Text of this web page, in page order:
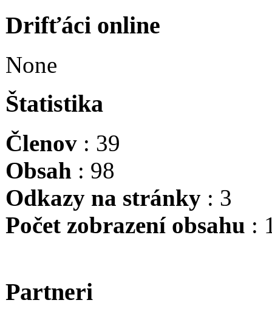
Drifťáci online
None
Štatistika
Členov: 39
Obsah : 98
Odkazy na stránky: 3
Počet zobrazení obsahu :
Partneri